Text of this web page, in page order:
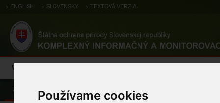
Používame cookies
ENGLISH SLOVENSKY TEXTOVÁ VERZIA
Výsledky monitoringu
Úvod